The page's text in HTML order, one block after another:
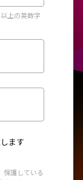
上の英数字
ます
保護している